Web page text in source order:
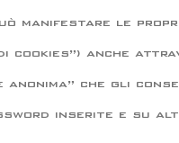
manifestare le
anche
anonima” che gli
inserite e su